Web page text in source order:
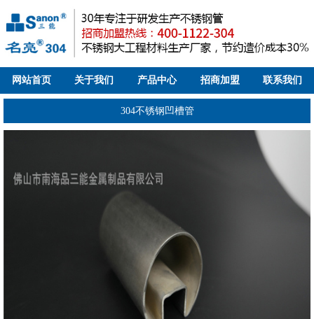
网站首页 关于我们 产品中心 招商加盟 联系我们
304不锈钢凹槽管